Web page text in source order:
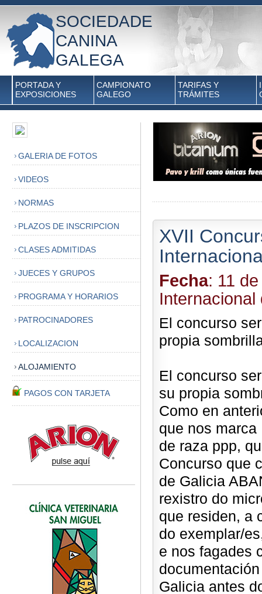
SOCIEDADE
CANINA
GALEGA
PORTADA Y
EXPOSICIONES
CAMPIONATO
GALEGO
TARIFAS Y
TRÁMITES
GALERIA DE FOTOS
VIDEOS
NORMAS
PLAZOS DE INSCRIPCION
CLASES ADMITIDAS
JUECES Y GRUPOS
PROGRAMA Y HORARIOS
PATROCINADORES
LOCALIZACION
ALOJAMIENTO
PAGOS CON TARJETA
XVII
Fecha: 11
Internacional
El concurso
propia
El concurso
su propia
Como en
que nos
de raza ppp,
Concurso que
de Galicia
rexistro do
que residen, a
do exemplar/
e nos fagades
Galicia antes